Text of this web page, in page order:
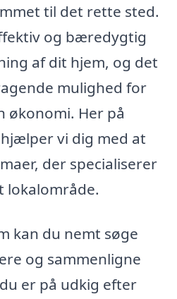
til det rette sted.
og bæredygtig
af dit hjem, og det
mulighed for
økonomi. Her på
vi dig med at
der specialiserer
lokalområde.
kan du nemt søge
og sammenligne
er på udkig efter